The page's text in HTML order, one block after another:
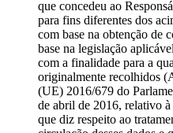
que concedeu ao
para fins diferentes dos
com base na obtenção de
base na legislação
com a finalidade para a
originalmente recolhidos
(UE) 2016/679 do
de abril de 2016, relativo à
que diz respeito ao